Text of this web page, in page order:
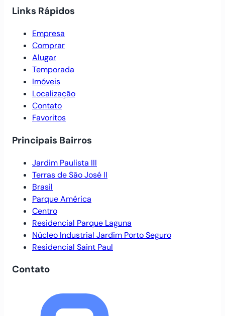
Links Rápidos
Empresa
Comprar
Alugar
Temporada
Imóveis
Localização
Contato
Favoritos
Principais Bairros
Jardim Paulista III
Terras de São José II
Brasil
Parque América
Centro
Residencial Parque Laguna
Núcleo Industrial Jardim Porto Seguro
Residencial Saint Paul
Contato